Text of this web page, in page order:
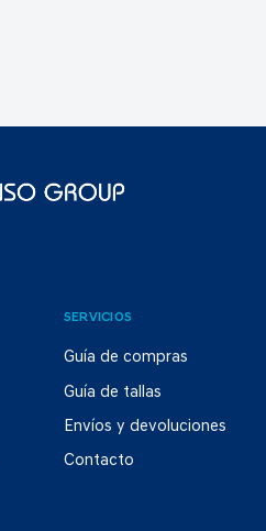
SERVICIOS
Guía de compras
Guía de tallas
Envíos y devoluciones
Contacto